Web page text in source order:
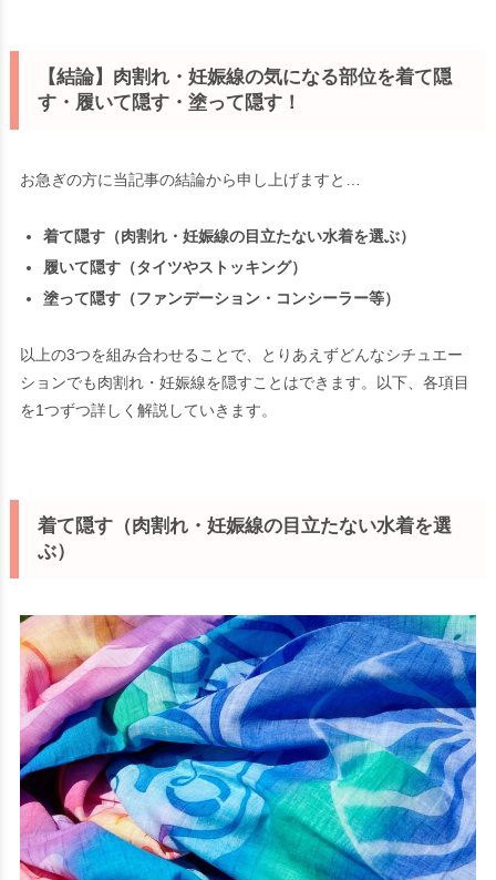
【結論】肉割れ・妊娠線の気になる部位を着て隠
す・履いて隠す・塗って隠す！
お急ぎの方に当記事の結論から申し上げますと…
着て隠す（肉割れ・妊娠線の目立たない水着を選ぶ）
履いて隠す（タイツやストッキング）
塗って隠す（ファンデーション・コンシーラー等）
以上の3つを組み合わせることで、とりあえずどんなシチュエー
ションでも肉割れ・妊娠線を隠すことはできます。以下、各項目
を1つずつ詳しく解説していきます。
着て隠す（肉割れ・妊娠線の目立たない水着を選
ぶ）